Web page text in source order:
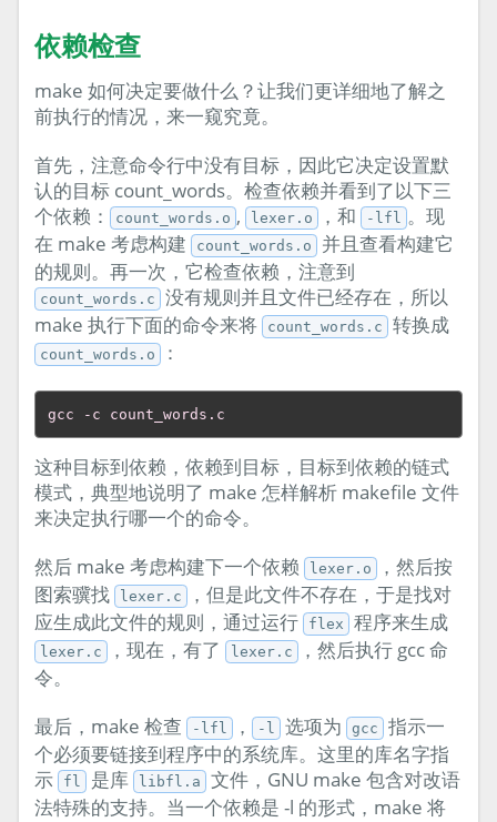
依赖检查
make 如何决定要做什么？让我们更详细地了解之
前执行的情况，来一窥究竟。
首先，注意命令行中没有目标，因此它决定设置默
认的目标 count_words。检查依赖并看到了以下三
个依赖：
count_words.o , lexer.o ，和 -lfl 。现
在 make 考虑构建
count_words.o
并且查看构建它
的规则。再一次，它检查依赖，注意到
count_words.c
没有规则并且文件已经存在，所以
make 执行下面的命令来将
count_words.c 转换成
count_words.o ：
gcc -c count_words.c
这种目标到依赖，依赖到目标，目标到依赖的链式
模式，典型地说明了 make 怎样解析 makefile 文件
来决定执行哪一个的命令。
然后 make 考虑构建下一个依赖
lexer.o
，然后按
图索骥找
lexer.c
，但是此文件不存在，于是找对
应生成此文件的规则，通过运行
flex 程序来生成
lexer.c ，现在，有了 lexer.c
，然后执行 gcc 命
令。
最后，make 检查
-lfl ， -l 选项为 gcc
指示一
个必须要链接到程序中的系统库。这里的库名字指
示
fl 是库 libfl.a
文件，GNU make 包含对改语
法特殊的支持。当一个依赖是 -l 的形式，make 将